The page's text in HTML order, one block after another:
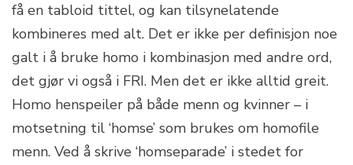
få en tabloid tittel, og kan tilsynelatende
kombineres med alt. Det er ikke per definisjon noe
galt i å bruke homo i kombinasjon med andre ord,
det gjør vi også i FRI. Men det er ikke alltid greit.
Homo henspeiler på både menn og kvinner – i
motsetning til ‘homse’ som brukes om homofile
menn. Ved å skrive ‘homseparade’ i stedet for